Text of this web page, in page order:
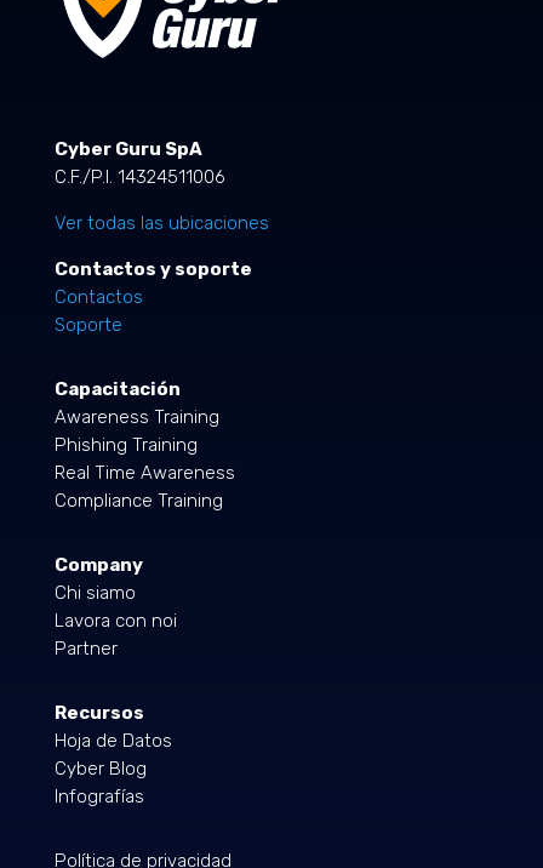
Cyber Guru SpA
C.F./P.I. 14324511006
Ver todas las ubicaciones
Contactos y soporte
Contactos
Soporte
Capacitación
Awareness Training
Phishing Training
Real Time Awareness
Compliance Training
Company
Chi siamo
Lavora con noi
Partner
Recursos
Hoja de Datos
Cyber Blog
Infografías
Política de privacidad